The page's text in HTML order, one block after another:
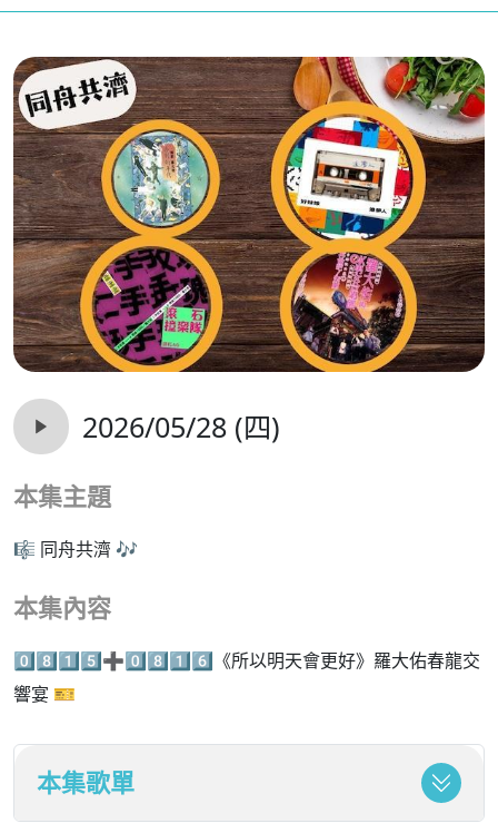
2026/05/28 (四)
本集主題
🎼 同舟共濟 🎶
本集內容
0️⃣8️⃣1️⃣5️⃣➕0️⃣8️⃣1️⃣6️⃣《所以明天會更好》羅大佑春龍交
響宴 🎫
本集歌單